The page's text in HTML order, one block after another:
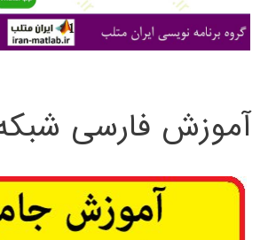
ی
آموزش فارسی